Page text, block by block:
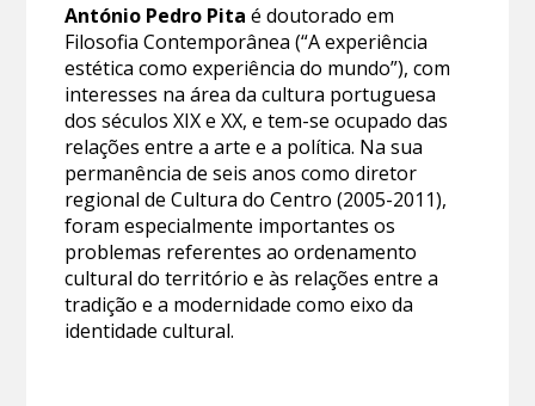
António Pedro Pita é doutorado em
Filosofia Contemporânea (“A experiência
estética como experiência do mundo”), com
interesses na área da cultura portuguesa
dos séculos XIX e XX, e tem-se ocupado das
relações entre a arte e a política. Na sua
permanência de seis anos como diretor
regional de Cultura do Centro (2005-2011),
foram especialmente importantes os
problemas referentes ao ordenamento
cultural do território e às relações entre a
tradição e a modernidade como eixo da
identidade cultural.